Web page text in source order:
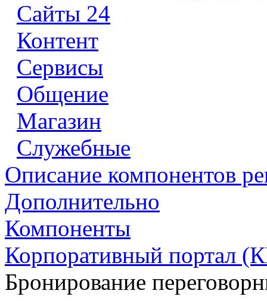
Сайты 24
Контент
Сервисы
Общение
Магазин
Служебные
Описание компонентов
Дополнительно
Компоненты
Корпоративный портал
Бронирование